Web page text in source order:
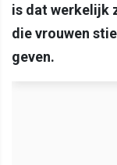
is dat werkelijk
die vrouwen
geven.